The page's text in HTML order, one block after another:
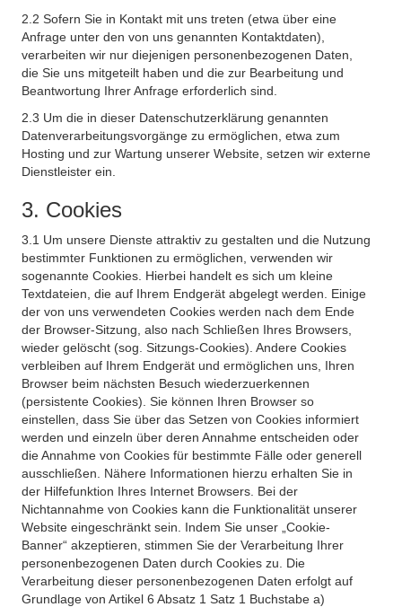
2.2 Sofern Sie in Kontakt mit uns treten (etwa über eine
Anfrage unter den von uns genannten Kontaktdaten),
verarbeiten wir nur diejenigen personenbezogenen Daten,
die Sie uns mitgeteilt haben und die zur Bearbeitung und
Beantwortung Ihrer Anfrage erforderlich sind.
2.3 Um die in dieser Datenschutzerklärung genannten
Datenverarbeitungsvorgänge zu ermöglichen, etwa zum
Hosting und zur Wartung unserer Website, setzen wir externe
Dienstleister ein.
3. Cookies
3.1 Um unsere Dienste attraktiv zu gestalten und die Nutzung
bestimmter Funktionen zu ermöglichen, verwenden wir
sogenannte Cookies. Hierbei handelt es sich um kleine
Textdateien, die auf Ihrem Endgerät abgelegt werden. Einige
der von uns verwendeten Cookies werden nach dem Ende
der Browser-Sitzung, also nach Schließen Ihres Browsers,
wieder gelöscht (sog. Sitzungs-Cookies). Andere Cookies
verbleiben auf Ihrem Endgerät und ermöglichen uns, Ihren
Browser beim nächsten Besuch wiederzuerkennen
(persistente Cookies). Sie können Ihren Browser so
einstellen, dass Sie über das Setzen von Cookies informiert
werden und einzeln über deren Annahme entscheiden oder
die Annahme von Cookies für bestimmte Fälle oder generell
ausschließen. Nähere Informationen hierzu erhalten Sie in
der Hilfefunktion Ihres Internet Browsers. Bei der
Nichtannahme von Cookies kann die Funktionalität unserer
Website eingeschränkt sein. Indem Sie unser „Cookie-
Banner“ akzeptieren, stimmen Sie der Verarbeitung Ihrer
personenbezogenen Daten durch Cookies zu. Die
Verarbeitung dieser personenbezogenen Daten erfolgt auf
Grundlage von Artikel 6 Absatz 1 Satz 1 Buchstabe a)